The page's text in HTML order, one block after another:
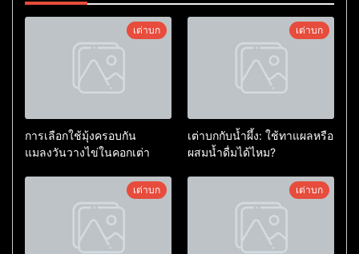
เต่าบก
การเลือกใช้มุ้งครอบกัน
แมลงวันวางไข่ในคอกเต่า
เต่าบก
เต่าบกกับน้ำผึ้ง: ใช้ทาแผลหรือ
ผสมน้ำดื่มได้ไหม?
เต่าบก เต่าบก